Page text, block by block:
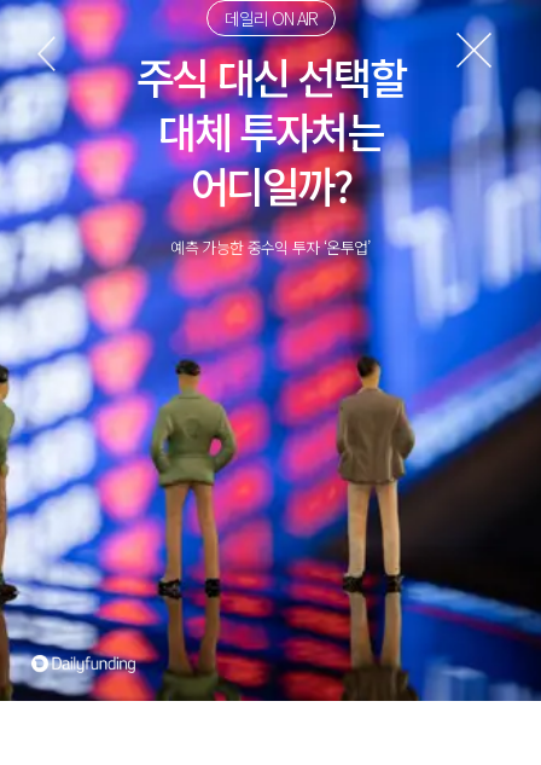
데일리 ON AIR
주식 대신 선택할
대체 투자처는
어디일까?
예측 가능한 중수익 투자 ‘온투업’